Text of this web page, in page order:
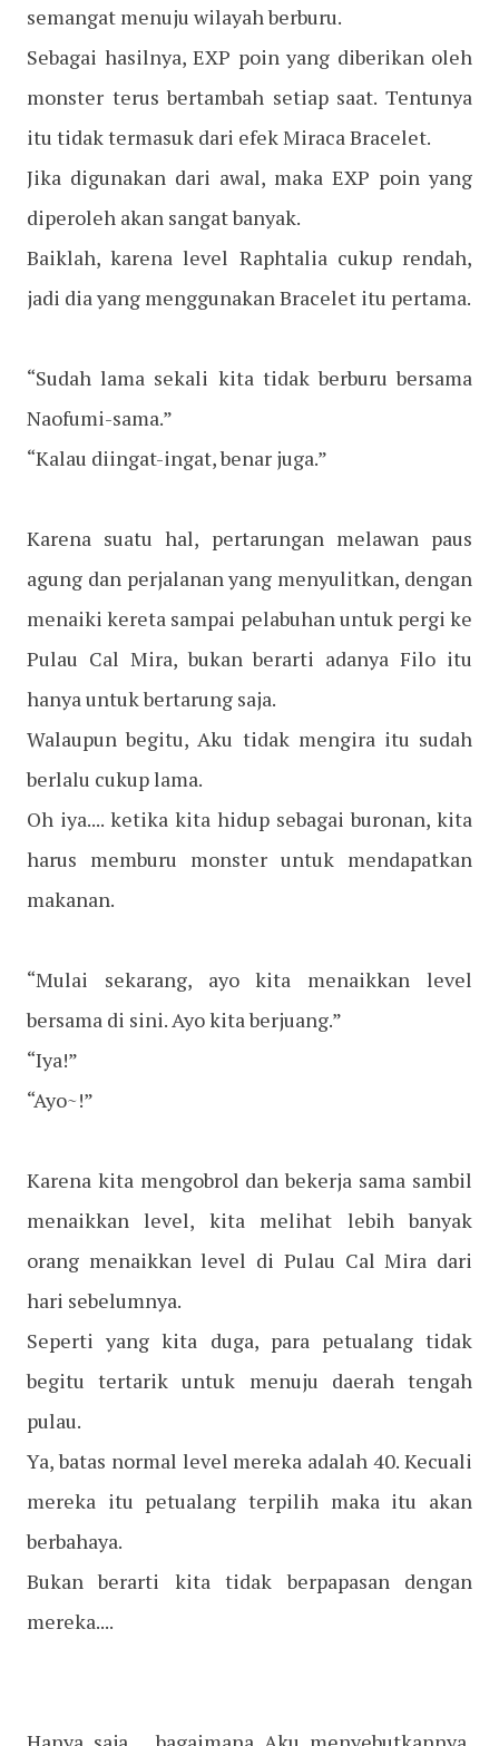
semangat menuju wilayah berburu.
Sebagai hasilnya, EXP poin yang diberikan oleh
monster terus bertambah setiap saat. Tentunya
itu tidak termasuk dari efek Miraca Bracelet.
Jika digunakan dari awal, maka EXP poin yang
diperoleh akan sangat banyak.
Baiklah, karena level Raphtalia cukup rendah,
jadi dia yang menggunakan Bracelet itu pertama.
“Sudah lama sekali kita tidak berburu bersama
Naofumi-sama.”
“Kalau diingat-ingat, benar juga.”
Karena suatu hal, pertarungan melawan paus
agung dan perjalanan yang menyulitkan, dengan
menaiki kereta sampai pelabuhan untuk pergi ke
Pulau Cal Mira, bukan berarti adanya Filo itu
hanya untuk bertarung saja.
Walaupun begitu, Aku tidak mengira itu sudah
berlalu cukup lama.
Oh iya.... ketika kita hidup sebagai buronan, kita
harus memburu monster untuk mendapatkan
makanan.
“Mulai sekarang, ayo kita menaikkan level
bersama di sini. Ayo kita berjuang.”
“Iya!”
“Ayo~!”
Karena kita mengobrol dan bekerja sama sambil
menaikkan level, kita melihat lebih banyak
orang menaikkan level di Pulau Cal Mira dari
hari sebelumnya.
Seperti yang kita duga, para petualang tidak
begitu tertarik untuk menuju daerah tengah
pulau.
Ya, batas normal level mereka adalah 40. Kecuali
mereka itu petualang terpilih maka itu akan
berbahaya.
Bukan berarti kita tidak berpapasan dengan
mereka....